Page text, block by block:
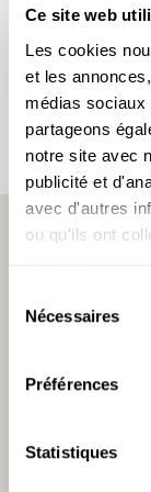
Ce site web
Les cookies
et les
médias sociaux
partageons
notre site avec
publicité et
avec d'autres
ou qu'ils ont
Nécessaires
Préférences
Statistiques
En cliquant
adaptés à
peuvent être